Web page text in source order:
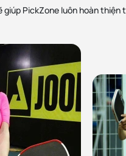
PickZone luôn hoàn thiện